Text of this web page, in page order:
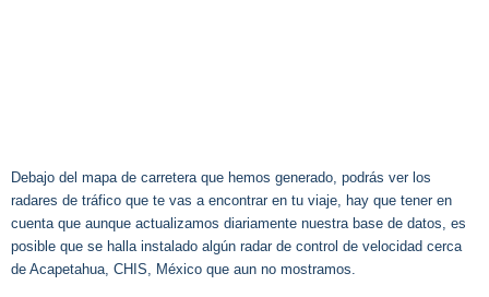
Debajo del mapa de carretera que hemos generado, podrás ver los
radares de tráfico que te vas a encontrar en tu viaje, hay que tener en
cuenta que aunque actualizamos diariamente nuestra base de datos, es
posible que se halla instalado algún radar de control de velocidad cerca
de Acapetahua, CHIS, México que aun no mostramos.